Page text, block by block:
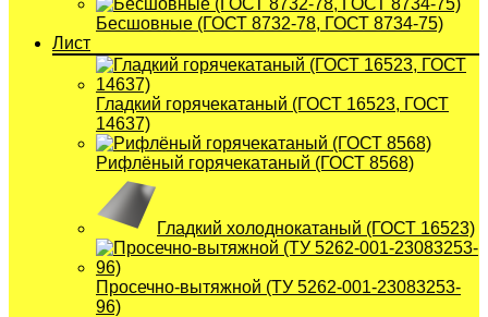
Бесшовные (ГОСТ 8732-78, ГОСТ 8734-75)
Лист
Гладкий горячекатаный (ГОСТ 16523, ГОСТ
14637)
Рифлёный горячекатаный (ГОСТ 8568)
Гладкий холоднокатаный (ГОСТ 16523)
Просечно-вытяжной (ТУ 5262-001-23083253-
96)